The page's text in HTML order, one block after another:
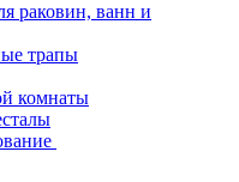
раковин, ванн и
трапы
комнаты